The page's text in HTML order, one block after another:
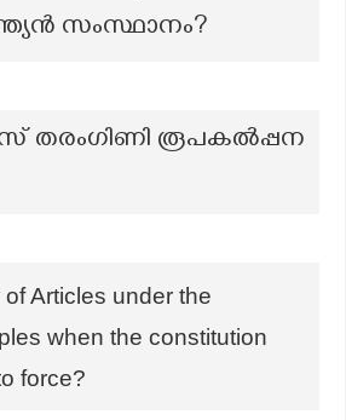
സംസ്ഥാനം?
രൂപകൽപ്പന
Articles under the
when the constitution
force?